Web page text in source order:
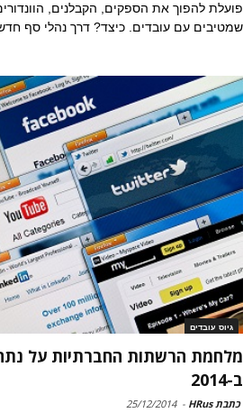
פועלת להפוך את הספקים, הקבלנים,
שמטיבים עם עובדים. כיצד? דרך נהלי סף
גיוס עובדים
מלחמת הרשתות החברתיות על נתח
ב-2014
כתבת HRus -
25/12/2014